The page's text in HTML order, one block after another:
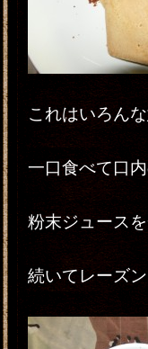
これはいろん
一口食べて口
粉末ジュース
続いてレーズン